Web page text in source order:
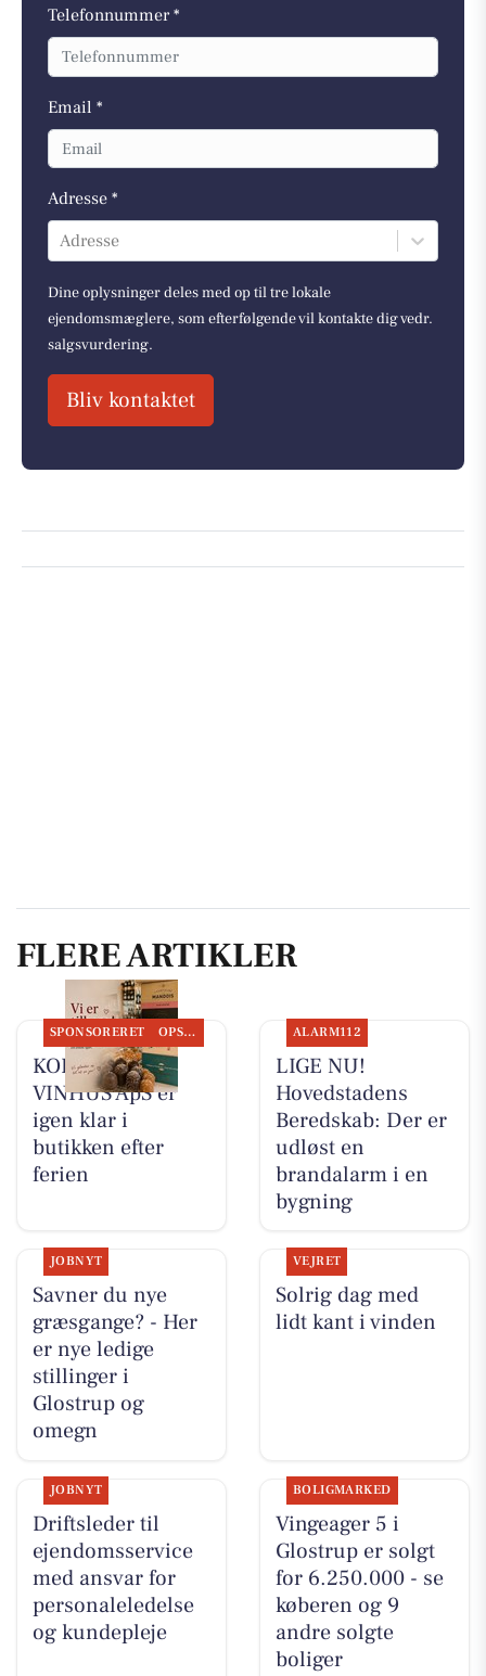
Telefonnummer *
Email *
Adresse *
Adresse
Dine oplysninger deles med op til tre lokale
ejendomsmæglere, som efterfølgende vil kontakte dig vedr.
salgsvurdering.
Bliv kontaktet
FLERE ARTIKLER
SPONSORERET OPSLAGSTAVLEN
KOKKENS
VINHUS ApS er
igen klar i
butikken efter
ferien
ALARM112
LIGE NU!
Hovedstadens
Beredskab: Der er
udløst en
brandalarm i en
bygning
JOBNYT
Savner du nye
græsgange? - Her
er nye ledige
stillinger i
Glostrup og
omegn
VEJRET
Solrig dag med
lidt kant i vinden
JOBNYT
Driftsleder til
ejendomsservice
med ansvar for
personaleledelse
og kundepleje
BOLIGMARKED
Vingeager 5 i
Glostrup er solgt
for 6.250.000 - se
køberen og 9
andre solgte
boliger